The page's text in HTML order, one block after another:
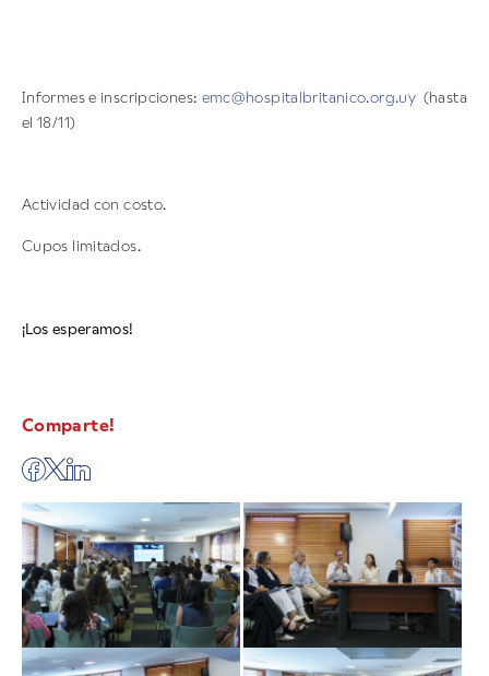
Informes e inscripciones: emc@hospitalbritanico.org.uy (hasta
el 18/11)
Actividad con costo.
Cupos limitados.
¡Los esperamos!
Comparte!